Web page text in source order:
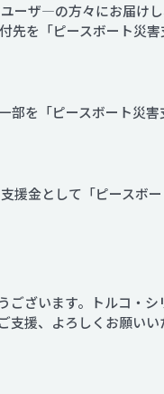
ーザ―の方々にお届け
を「ピースボート災
を「ピースボート災
金として「ピースボ
ざいます。トルコ・
援、よろしくお願いい